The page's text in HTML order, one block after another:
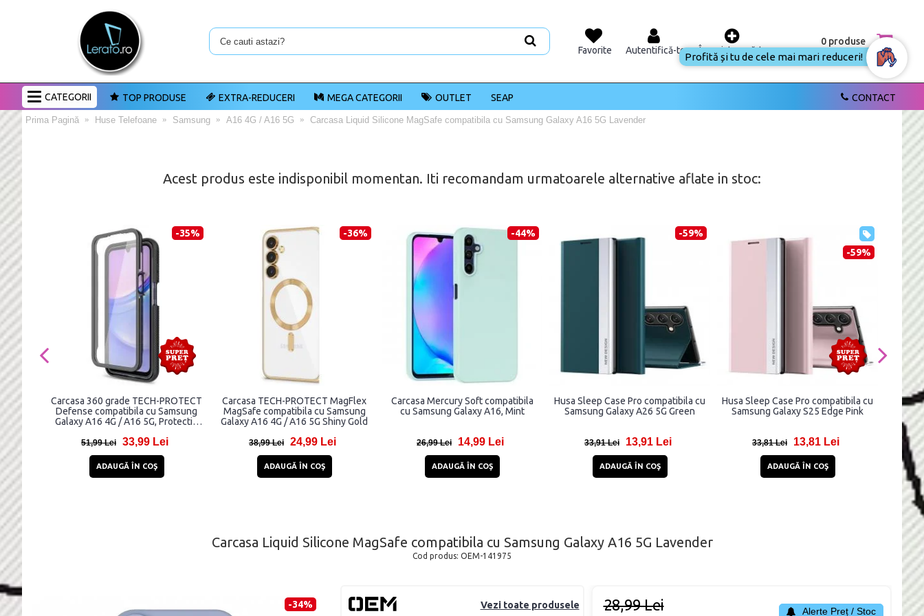
Favorite Autentifică-te Înregistrează-te
0 produse
CATEGORII CONTACT
TOP PRODUSE EXTRA-REDUCERI MEGA CATEGORII OUTLET SEAP
Prima Pagină Huse Telefoane Samsung A16 4G / A16 5G Carcasa Liquid Silicone MagSafe compatibila cu Samsung Galaxy A16 5G Lavender
Acest produs este indisponibil momentan. Iti recomandam urmatoarele alternative aflate in stoc:
-35%
Carcasa 360 grade TECH-PROTECT
Defense compatibila cu Samsung
Galaxy A16 4G / A16 5G, Protectie
51,99 Lei 33,99 Lei
ADAUGĂ ÎN COŞ
-36%
Carcasa TECH-PROTECT MagFlex
MagSafe compatibila cu Samsung
Galaxy A16 4G / A16 5G Shiny Gold
38,99 Lei 24,99 Lei
ADAUGĂ ÎN COŞ
-44%
Carcasa Mercury Soft compatibila
cu Samsung Galaxy A16, Mint
26,99 Lei 14,99 Lei
ADAUGĂ ÎN COŞ
-59%
Husa Sleep Case Pro compatibila cu
Samsung Galaxy A26 5G Green
33,91 Lei 13,91 Lei
ADAUGĂ ÎN COŞ
-59%
Husa Sleep Case Pro compatibila cu
Samsung Galaxy S25 Edge Pink
33,81 Lei 13,81 Lei
ADAUGĂ ÎN COŞ
Carcasa Liquid Silicone MagSafe compatibila cu Samsung Galaxy A16 5G Lavender
Cod produs: OEM-141975
-34% Vezi toate produsele 28,99 Lei Alerte Preț / Stoc
Profită și tu de cele mai mari reduceri!